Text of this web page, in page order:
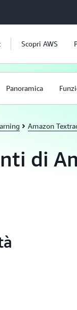
Scopri AWS
Panoramica
Amazon
di